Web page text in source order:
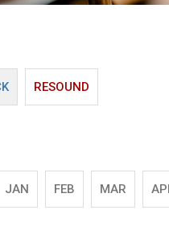
RESOUND
JAN FEB MAR